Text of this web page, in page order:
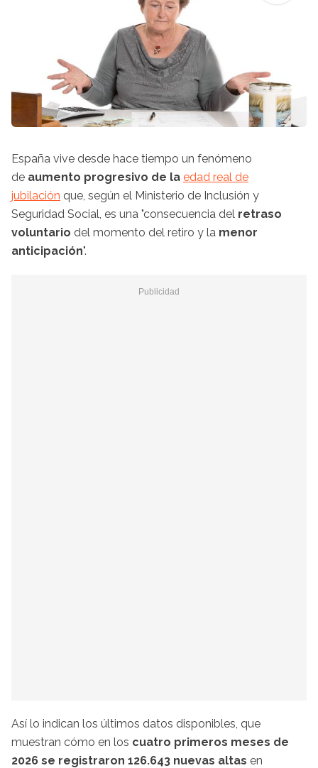
España vive desde hace tiempo un fenómeno
de aumento progresivo de la edad real de
jubilación que, según el Ministerio de Inclusión y
Seguridad Social, es una "consecuencia del retraso
voluntario del momento del retiro y la menor
anticipación".
Así lo indican los últimos datos disponibles, que
muestran cómo en los cuatro primeros meses de
2026 se registraron 126.643 nuevas altas en